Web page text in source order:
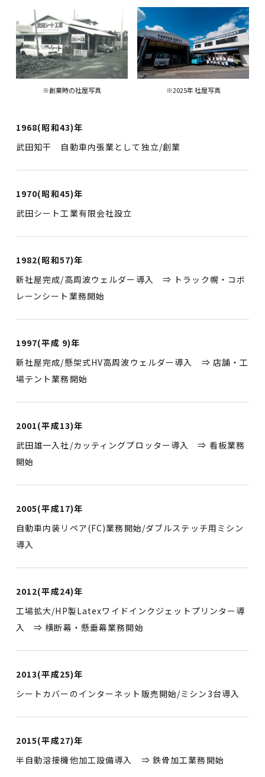
※創業時の社屋写真 ※2025年 社屋写真
1968(昭和43)年
武田知干 自動車内張業として独立/創業
1970(昭和45)年
武田シート工業有限会社設立
1982(昭和57)年
新社屋完成/高周波ウェルダー導入 ⇒ トラック幌・コボ
レーンシート業務開始
1997(平成 9)年
新社屋完成/懸架式HV高周波ウェルダー導入 ⇒ 店舗・工
場テント業務開始
2001(平成13)年
武田雄一入社/カッティングプロッター導入 ⇒ 看板業務
開始
2005(平成17)年
自動車内装リペア(FC)業務開始/ダブルステッチ用ミシン
導入
2012(平成24)年
工場拡大/HP製Latexワイドインクジェットプリンター導
入 ⇒ 横断幕・懸垂幕業務開始
2013(平成25)年
シートカバーのインターネット販売開始/ミシン3台導入
2015(平成27)年
半自動溶接機他加工設備導入 ⇒ 鉄骨加工業務開始